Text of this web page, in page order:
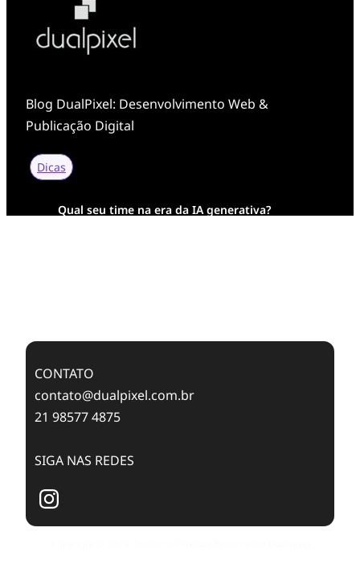
Blog DualPixel: Desenvolvimento Web &
Publicação Digital
Dicas
Qual seu time na era da IA generativa?
CONTATO
contato@dualpixel.com.br
21 98577 4875
SIGA NAS REDES